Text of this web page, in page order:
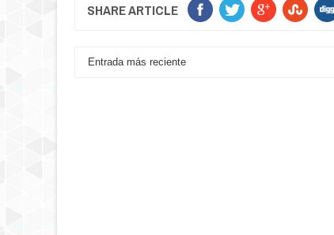
SHARE ARTICLE
Entrada más reciente